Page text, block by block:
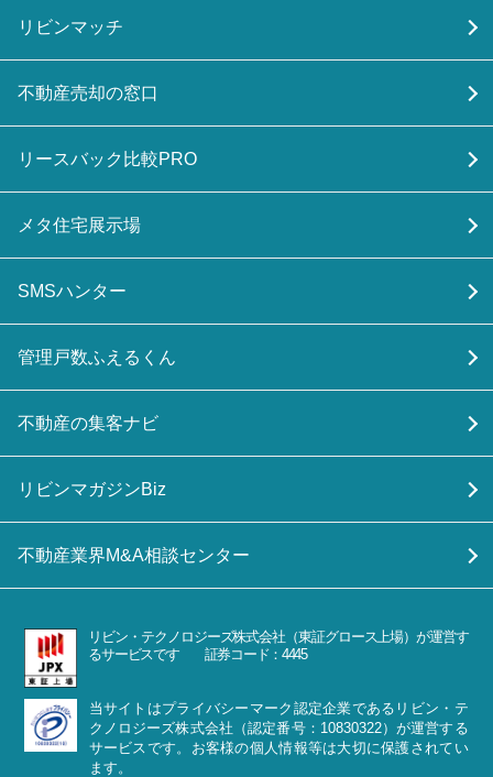
リビンマッチ
不動産売却の窓口
リースバック比較PRO
メタ住宅展示場
SMSハンター
管理戸数ふえるくん
不動産の集客ナビ
リビンマガジンBiz
不動産業界M&A相談センター
リビン・テクノロジーズ株式会社（東証グロース上場）が運営す
るサービスです 証券コード：4445
当サイトはプライバシーマーク認定企業であるリビン・テ
クノロジーズ株式会社（認定番号：10830322）が運営する
サービスです。お客様の個人情報等は大切に保護されてい
ます。